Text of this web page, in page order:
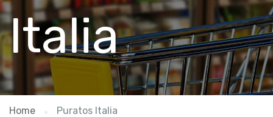
Italia
Home Puratos Italia